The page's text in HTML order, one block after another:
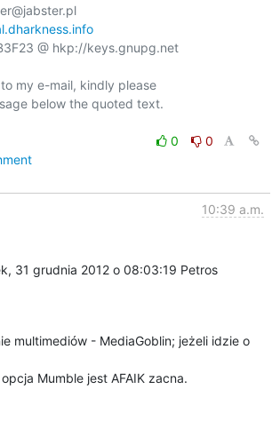
@ hkp://keys.gnupg.net
my e-mail, kindly please
below the quoted text.
0
0
10:39 a.m.
31 grudnia 2012 o 08:03:19 Petros
multimediów - MediaGoblin; jeżeli idzie o
Mumble jest AFAIK zacna.